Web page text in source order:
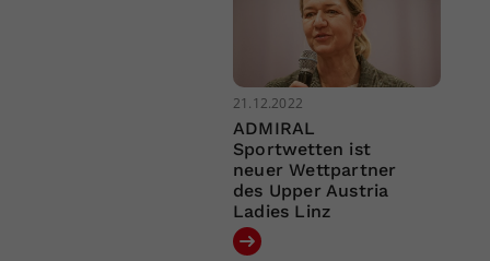
21.12.2022
ADMIRAL
Sportwetten ist
neuer Wettpartner
des Upper Austria
Ladies Linz